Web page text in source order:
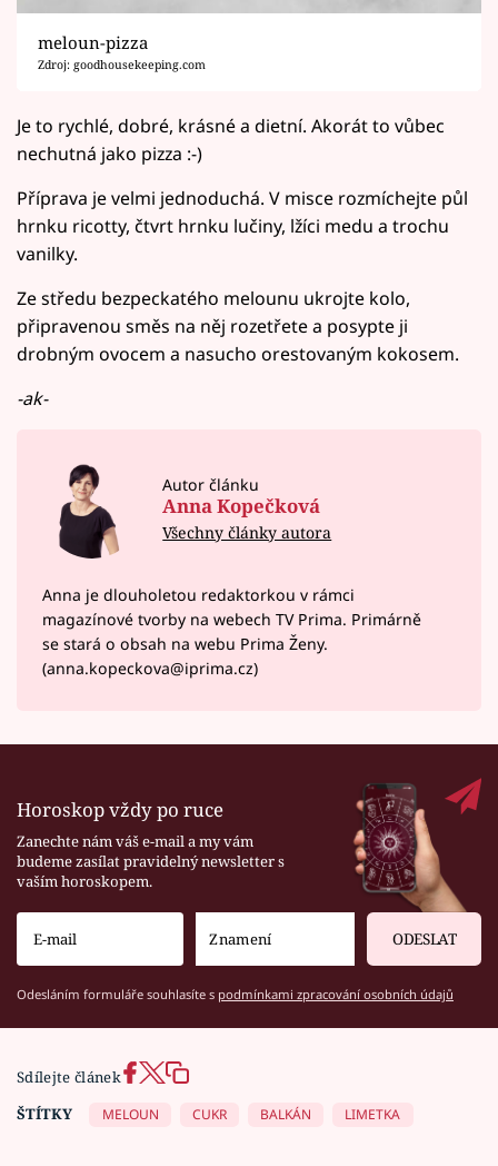
meloun-pizza
Zdroj: goodhousekeeping.com
Je to rychlé, dobré, krásné a dietní. Akorát to vůbec
nechutná jako pizza :-)
Příprava je velmi jednoduchá. V misce rozmíchejte půl
hrnku ricotty, čtvrt hrnku lučiny, lžíci medu a trochu
vanilky.
Ze středu bezpeckatého melounu ukrojte kolo,
připravenou směs na něj rozetřete a posypte ji
drobným ovocem a nasucho orestovaným kokosem.
-ak-
Autor článku
Anna Kopečková
Všechny články autora
Anna je dlouholetou redaktorkou v rámci
magazínové tvorby na webech TV Prima. Primárně
se stará o obsah na webu Prima Ženy.
(anna.kopeckova@iprima.cz)
Horoskop vždy po ruce
Zanechte nám váš e-mail a my vám
budeme zasílat pravidelný newsletter s
vaším horoskopem.
ODESLAT
Odesláním formuláře souhlasíte s podmínkami zpracování osobních údajů
Sdílejte článek
ŠTÍTKY
MELOUN CUKR BALKÁN LIMETKA